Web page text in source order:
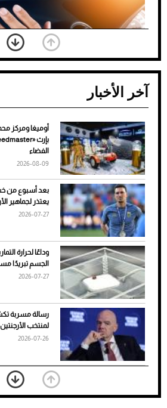
ضعف تبريد مكيف السيارة عند
الأسباب والحلول
7 نصائح لاختيار لون البنطلون
الأسود
آخر الأخبار
أوميغا ومركز
الفضاء
2026-08-09
بعد أسبوع من
يعتذر لجماهير
2026-07-27
وداعًا لحرارة
الجسم تبريدًا
2026-07-27
رسالة مسربة
لمنتخب الأرجنتين
2026-07-26
«الجوازات»
الحدود للزائر عبر